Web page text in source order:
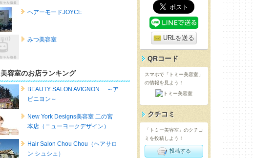
ヘアーモードJOYCE
みつ美容室
美容室のお店ランキング
BEAUTY SALON AVIGNON ～ア
ビニヨン～
New York Designs美容室 二の宮
本店（ニューヨークデザイン）
Hair Salon Chou Chou（ヘアサロ
ン シュシュ）
URLを送る
QRコード
スマホで「トミー美容室」
の情報を見よう！
クチコミ
「トミー美容室」のクチコ
ミを投稿しよう！
投稿する